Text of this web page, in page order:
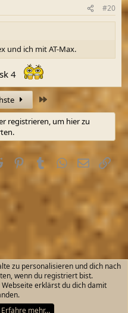
#20
und ich mit AT-Max.
4
registrieren, um hier zu
Reddit Pinterest
TumblrWhatsApp
E-MailLink
Datenschutz
zu personalisieren und dich nach
wenn du registriert bist.
erklärst du dich damit
Erfahre mehr…